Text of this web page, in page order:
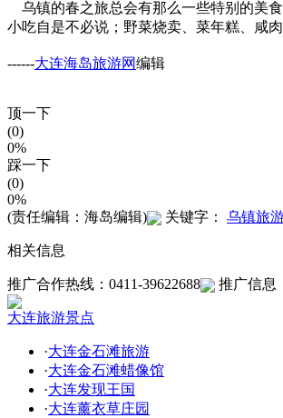
乌镇的春之旅总会有那么一些特别的美
小吃自是不必说；野菜烧卖、菜年糕、咸
------大连海岛旅游网编辑
顶一下
(0)
0%
踩一下
(0)
0%
(责任编辑：海岛编辑)
关键字： 乌镇旅
相关信息
推广合作热线：0411-39622688 推广信息
大连旅游景点
·大连金石滩旅游
·大连金石滩蜡像馆
·大连发现王国
·大连薰衣草庄园